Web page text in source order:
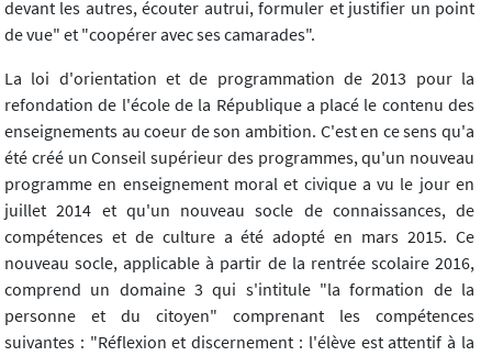
devant les autres, écouter autrui, formuler et justifier un point
de vue" et "coopérer avec ses camarades".
La loi d'orientation et de programmation de 2013 pour la
refondation de l'école de la République a placé le contenu des
enseignements au coeur de son ambition. C'est en ce sens qu'a
été créé un Conseil supérieur des programmes, qu'un nouveau
programme en enseignement moral et civique a vu le jour en
juillet 2014 et qu'un nouveau socle de connaissances, de
compétences et de culture a été adopté en mars 2015. Ce
nouveau socle, applicable à partir de la rentrée scolaire 2016,
comprend un domaine 3 qui s'intitule "la formation de la
personne et du citoyen" comprenant les compétences
suivantes : "Réflexion et discernement : l'élève est attentif à la